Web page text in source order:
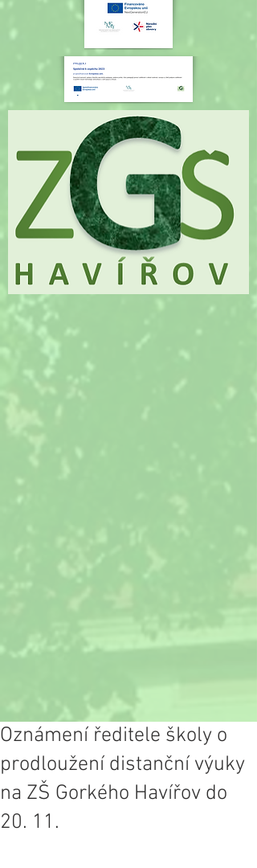
Oznámení ředitele školy o
prodloužení distanční výuky
na ZŠ Gorkého Havířov do
20. 11.